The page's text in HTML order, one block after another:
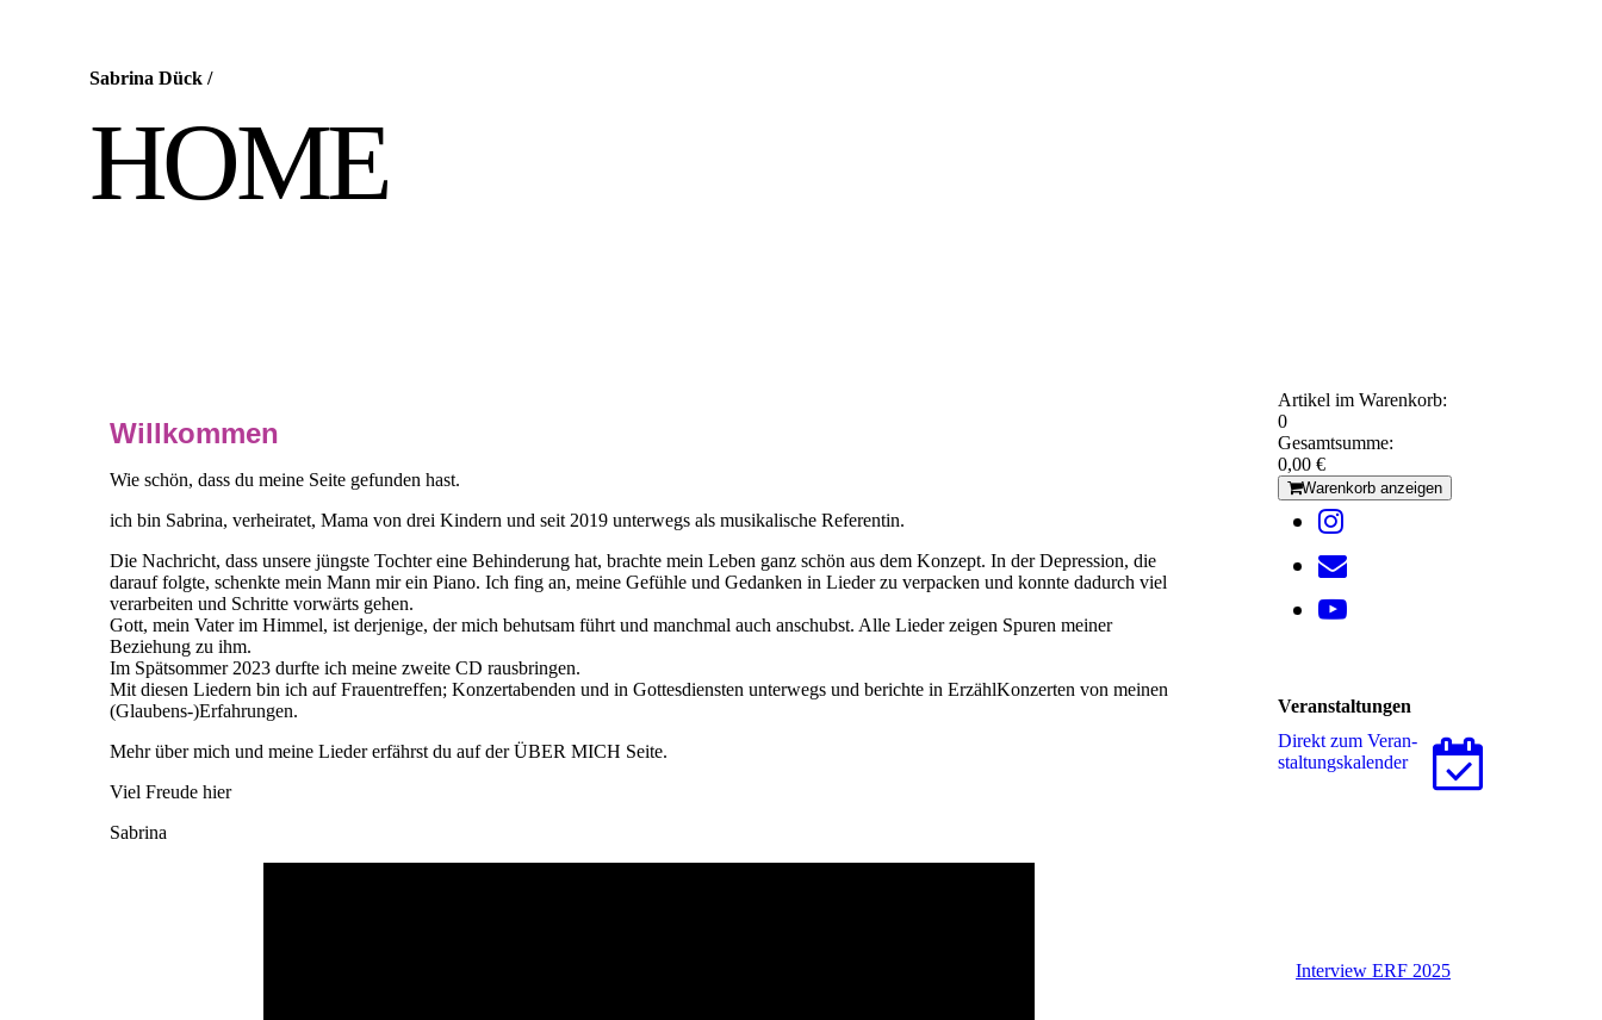
Sabrina Dück /
HOME
Willkommen
Wie schön, dass du meine Seite gefunden hast.
ich bin Sabrina, verheiratet, Mama von drei Kindern und seit 2019 unterwegs als musikalische Referentin.
Die Nachricht, dass unsere jüngste Tochter eine Behinderung hat, brachte mein Leben ganz schön aus dem Konzept. In der Depression, die
darauf folgte, schenkte mein Mann mir ein Piano. Ich fing an, meine Gefühle und Gedanken in Lieder zu verpacken und konnte dadurch viel
verarbeiten und Schritte vorwärts gehen.
Gott, mein Vater im Himmel, ist derjenige, der mich behutsam führt und manchmal auch anschubst. Alle Lieder zeigen Spuren meiner
Beziehung zu ihm.
Im Spätsommer 2023 durfte ich meine zweite CD rausbringen.
Mit diesen Liedern bin ich auf Frauentreffen; Konzertabenden und in Gottesdiensten unterwegs und berichte in ErzählKonzerten von meinen
(Glaubens-)Erfahrungen.
Mehr über mich und meine Lieder erfährst du auf der ÜBER MICH Seite.
Viel Freude hier
Sabrina
Artikel im Warenkorb:
0
Gesamtsumme:
0,00 €
Warenkorb anzeigen
Veranstaltungen
Direkt zum Ver­an­
stal­tungs­ka­len­der
Interview ERF 2025